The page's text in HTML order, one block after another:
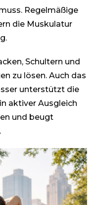
Regelmäßige
die Muskulatur
Schultern und
zu lösen. Auch das
unterstützt die
aktiver Ausgleich
und beugt